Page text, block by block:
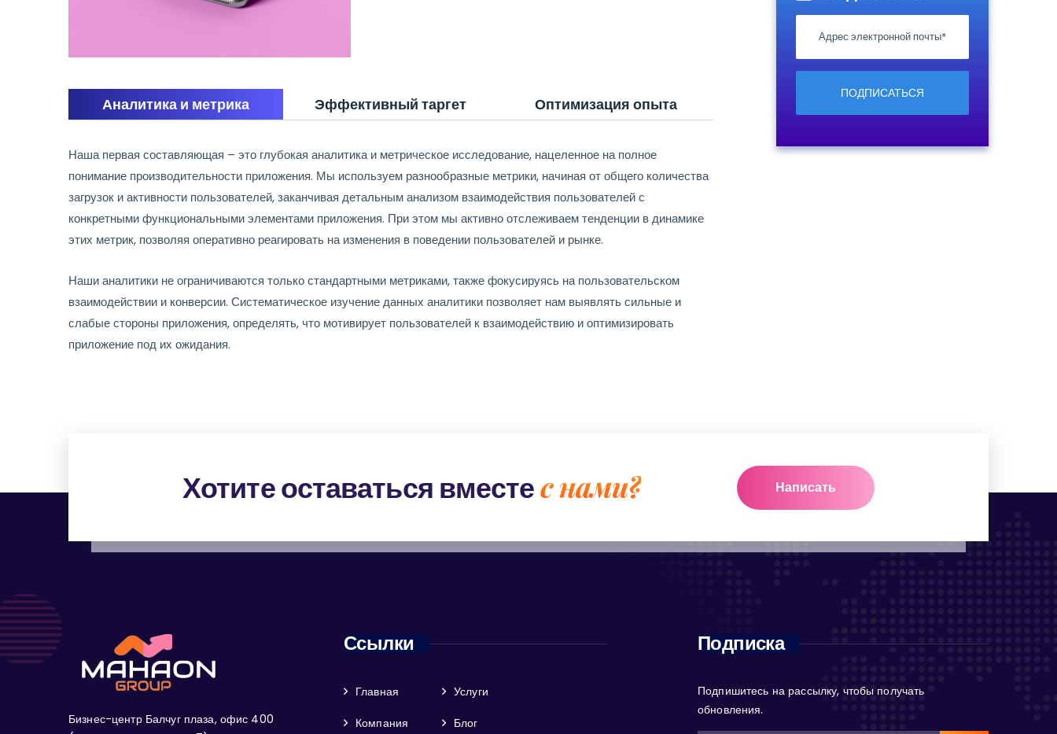
Аналитика и метрика Эффективный таргет Оптимизация опыта
Наша первая составляющая – это глубокая аналитика и метрическое исследование, нацеленное на полное
понимание производительности приложения. Мы используем разнообразные метрики, начиная от общего количества
загрузок и активности пользователей, заканчивая детальным анализом взаимодействия пользователей с
конкретными функциональными элементами приложения. При этом мы активно отслеживаем тенденции в динамике
этих метрик, позволяя оперативно реагировать на изменения в поведении пользователей и рынке.
Наши аналитики не ограничиваются только стандартными метриками, также фокусируясь на пользовательском
взаимодействии и конверсии. Систематическое изучение данных аналитики позволяет нам выявлять сильные и
слабые стороны приложения, определять, что мотивирует пользователей к взаимодействию и оптимизировать
приложение под их ожидания.
ПОДПИСАТЬСЯ
Хотите оставаться вместес нами? Написать
Бизнес-центр Балчуг плаза, офис 400
Ссылки
Главная
Услуги
Компания
Блог
Подписка
Подпишитесь на рассылку, чтобы получать
обновления.